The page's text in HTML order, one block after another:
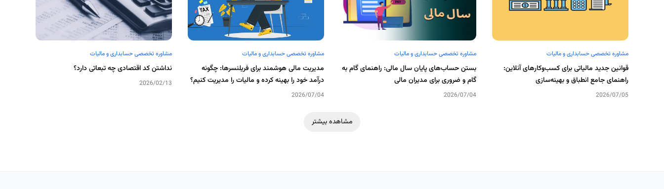
مشاوره تخصصی حسابداری و مالیات
قوانین جدید مالیاتی برای کسب‌وکارهای آنلاین:
راهنمای جامع انطباق و بهینه‌سازی
2026/07/05
مشاوره تخصصی حسابداری و مالیات
بستن حساب‌های پایان سال مالی: راهنمای گام به
گام و ضروری برای مدیران مالی
2026/07/04
مشاوره تخصصی حسابداری و مالیات
مدیریت مالی هوشمند برای فریلنسرها: چگونه
درآمد خود را بهینه کرده و مالیات را مدیریت کنیم؟
2026/07/04
مشاوره تخصصی حسابداری و مالیات
نداشتن کد اقتصادی چه تبعاتی دارد؟
2026/02/13
مشاهده بیشتر